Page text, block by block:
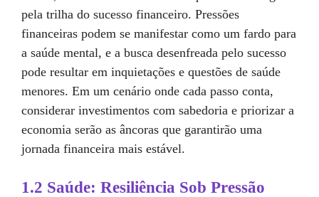
pela trilha do sucesso financeiro. Pressões
financeiras podem se manifestar como um fardo para
a saúde mental, e a busca desenfreada pelo sucesso
pode resultar em inquietações e questões de saúde
menores. Em um cenário onde cada passo conta,
considerar investimentos com sabedoria e priorizar a
economia serão as âncoras que garantirão uma
jornada financeira mais estável.
1.2 Saúde: Resiliência Sob Pressão